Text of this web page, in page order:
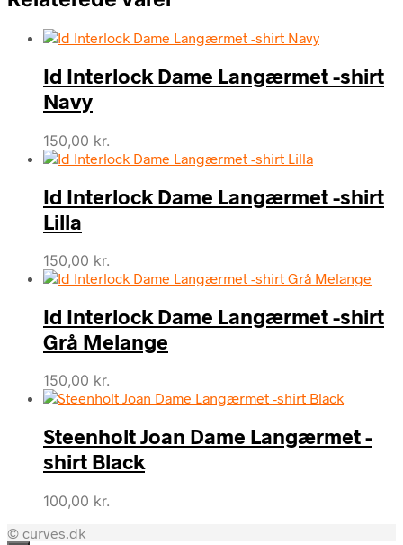
Id Interlock Dame Langærmet -shirt
Navy
150,00 kr.
Id Interlock Dame Langærmet -shirt
Lilla
150,00 kr.
Id Interlock Dame Langærmet -shirt
Grå Melange
150,00 kr.
Steenholt Joan Dame Langærmet -
shirt Black
100,00 kr.
© curves.dk